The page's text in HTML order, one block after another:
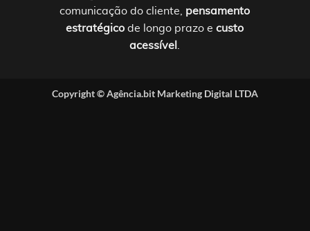
comunicação do cliente, pensamento
estratégico de longo prazo ecusto
acessível
Copyright ©Agência.bit Marketing Digital LTDA